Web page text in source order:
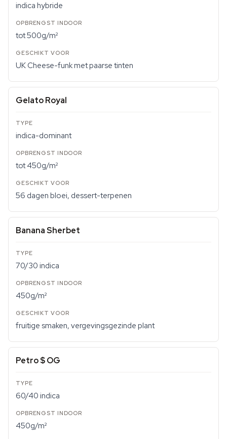
indica hybride
tot 500g/m²
UK Cheese-funk met paarse tinten
Gelato Royal
indica-dominant
tot 450g/m²
56 dagen bloei, dessert-terpenen
Banana Sherbet
70/30 indica
450g/m²
fruitige smaken, vergevingsgezinde plant
Petro $ OG
60/40 indica
450g/m²